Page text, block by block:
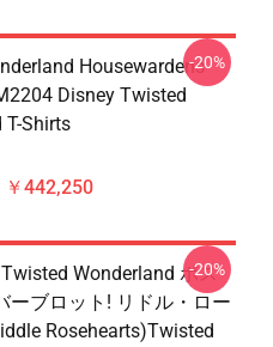
Housewardens
Disney Twisted
T-Shirts
￥442,250
-20%
Wonderland ポス
ーブロット! リドル・ロー
Rosehearts)Twisted
-20%